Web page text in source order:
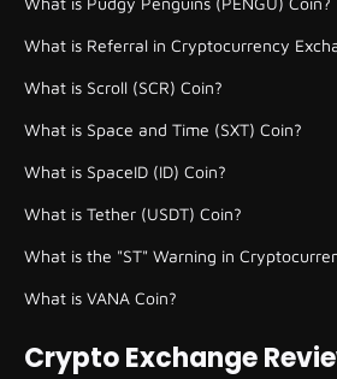
What is Referral in Cryptocurrency
What is Scroll (SCR) Coin?
What is Space and Time (SXT) Coin?
What is SpaceID (ID) Coin?
What is Tether (USDT) Coin?
What is the "ST" Warning in
What is VANA Coin?
Crypto Exchange